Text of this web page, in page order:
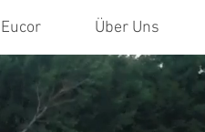
Eucor Über Uns